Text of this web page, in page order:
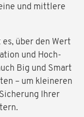
und mittlere
es, über den Wert
und Hoch-
Big und Smart
– um kleineren
Ihrer